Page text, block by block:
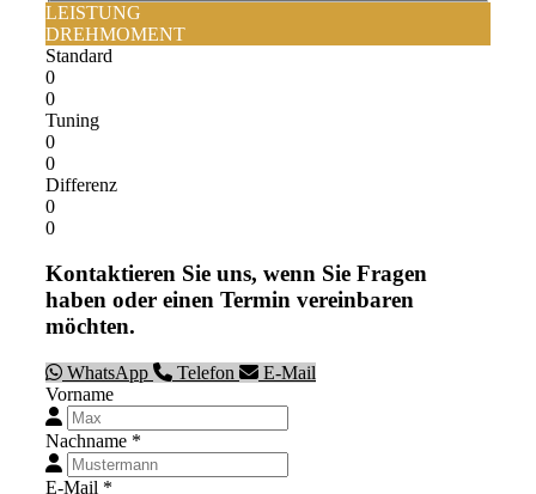
LEISTUNG
DREHMOMENT
Standard
0
0
Tuning
0
0
Differenz
0
0
Kontaktieren Sie uns, wenn Sie Fragen
haben oder einen Termin vereinbaren
möchten.
WhatsApp Telefon
E-Mail
Vorname
Nachname *
E-Mail *